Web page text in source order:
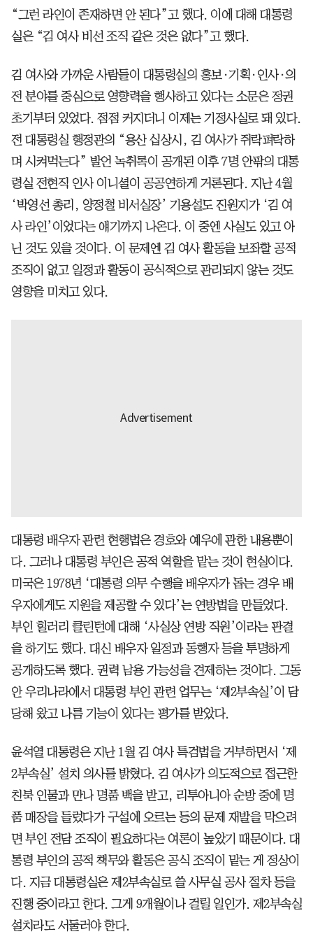
“그런 라인이 존재하면 안 된다”고 했다. 이에 대해 대통령
실은 “김 여사 비선 조직 같은 것은 없다”고 했다.
김 여사와 가까운 사람들이 대통령실의 홍보·기획·인사·의
전 분야를 중심으로 영향력을 행사하고 있다는 소문은 정권
초기부터 있었다. 점점 커지더니 이제는 기정사실로 돼 있다.
전 대통령실 행정관의 “용산 십상시, 김 여사가 쥐락펴락하
며 시켜먹는다” 발언 녹취록이 공개된 이후 7명 안팎의 대통
령실 전현직 인사 이니셜이 공공연하게 거론된다. 지난 4월
‘박영선 총리, 양정철 비서실장’ 기용설도 진원지가 ‘김 여
사 라인’이었다는 얘기까지 나온다. 이 중엔 사실도 있고 아
닌 것도 있을 것이다. 이 문제엔 김 여사 활동을 보좌할 공적
조직이 없고 일정과 활동이 공식적으로 관리되지 않는 것도
영향을 미치고 있다.
대통령 배우자 관련 현행법은 경호와 예우에 관한 내용뿐이
다. 그러나 대통령 부인은 공적 역할을 맡는 것이 현실이다.
미국은 1978년 ‘대통령 의무 수행을 배우자가 돕는 경우 배
우자에게도 지원을 제공할 수 있다’는 연방법을 만들었다.
부인 힐러리 클린턴에 대해 ‘사실상 연방 직원’이라는 판결
을 하기도 했다. 대신 배우자 일정과 동행자 등을 투명하게
공개하도록 했다. 권력 남용 가능성을 견제하는 것이다. 그동
안 우리나라에서 대통령 부인 관련 업무는 ‘제2부속실’이 담
당해 왔고 나름 기능이 있다는 평가를 받았다.
윤석열 대통령은 지난 1월 김 여사 특검법을 거부하면서 ‘제
2부속실’ 설치 의사를 밝혔다. 김 여사가 의도적으로 접근한
친북 인물과 만나 명품 백을 받고, 리투아니아 순방 중에 명
품 매장을 들렀다가 구설에 오르는 등의 문제 재발을 막으려
면 부인 전담 조직이 필요하다는 여론이 높았기 때문이다. 대
통령 부인의 공적 책무와 활동은 공식 조직이 맡는 게 정상이
다. 지금 대통령실은 제2부속실로 쓸 사무실 공사 절차 등을
진행 중이라고 한다. 그게 9개월이나 걸릴 일인가. 제2부속실
설치라도 서둘러야 한다.